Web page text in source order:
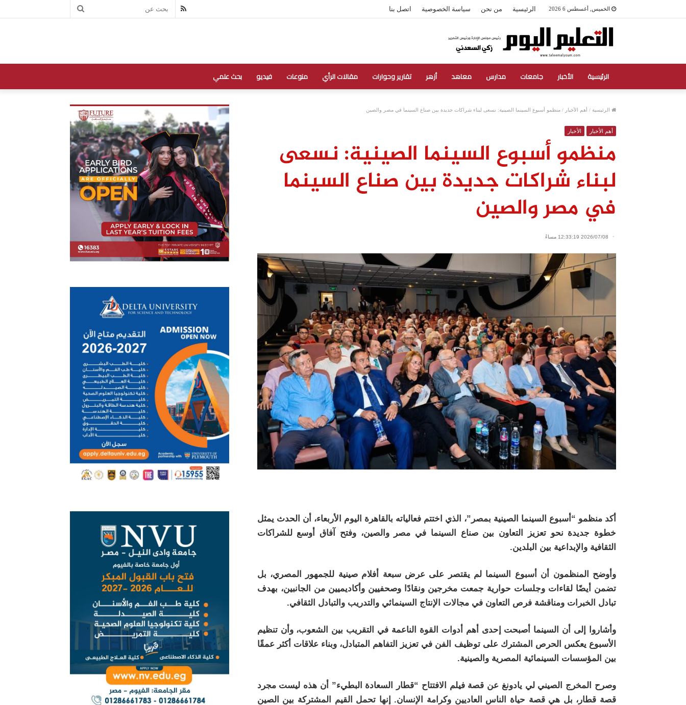
الخميس, أغسطس 6 2026 الرئيسية من نحن سياسة الخصوصية اتصل بنا بحث RSS
الرئيسية الأخبار جامعات مدارس معاهد أزهر تقارير وحوارات مقالات الرأي منوعات فيديو بحث علمي
الرئيسية / أهم الأخبار / منظمو أسبوع السينما الصينية: نسعى لبناء شراكات جديدة بين صناع السينما في مصر والصين
أهم الأخبار الأخبار
منظمو أسبوع السينما الصينية: نسعى
لبناء شراكات جديدة بين صناع السينما
في مصر والصين
2026/07/08 12:33:19 مساءً
أكد منظمو “أسبوع السينما الصينية بمصر”، الذي اختتم فعالياته بالقاهرة اليوم الأربعاء، أن الحدث يمثل
خطوة جديدة نحو تعزيز التعاون بين صناع السينما في مصر والصين، وفتح آفاق أوسع للشراكات
الثقافية والإبداعية بين البلدين.
وأوضح المنظمون أن أسبوع السينما لم يقتصر على عرض سبعة أفلام صينية للجمهور المصري، بل
تضمن أيضًا لقاءات وجلسات حوارية جمعت مخرجين ونقادًا وصحفيين وأكاديميين من الجانبين، بهدف
تبادل الخبرات ومناقشة فرص التعاون في مجالات الإنتاج السينمائي والتدريب والتبادل الثقافي.
وأشاروا إلى أن السينما أصبحت إحدى أهم أدوات القوة الناعمة في التقريب بين الشعوب، وأن تنظيم
الأسبوع يعكس الحرص المشترك على توظيف الفن في تعزيز التفاهم المتبادل، وبناء علاقات أكثر عمقًا
بين المؤسسات السينمائية المصرية والصينية.
وصرح المخرج الصيني لي يادونغ عن قصة فيلم الافتتاح “قطار السعادة البطيء” أن هذه ليست مجرد
قصة قطار، بل هي قصة حياة الناس العاديين وكرامة الإنسان. إنها تحمل القيم المشتركة بين الصين